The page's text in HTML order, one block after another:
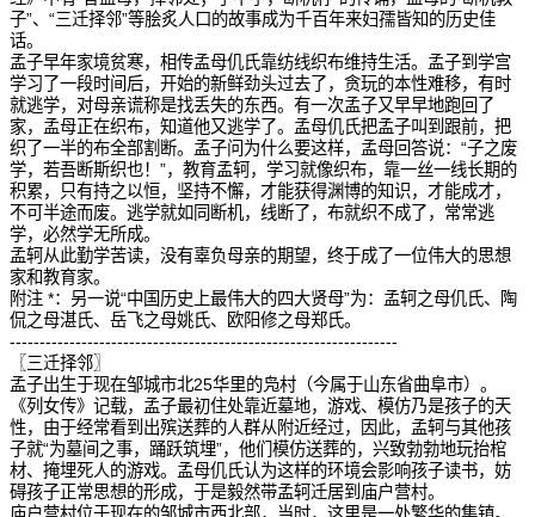
子”、“三迁择邻”等脍炙人口的故事成为千百年来妇孺皆知的历史佳
话。
孟子早年家境贫寒，相传孟母仉氏靠纺线织布维持生活。孟子到学宫
学习了一段时间后，开始的新鲜劲头过去了，贪玩的本性难移，有时
就逃学，对母亲谎称是找丢失的东西。有一次孟子又早早地跑回了
家，孟母正在织布，知道他又逃学了。孟母仉氏把孟子叫到跟前，把
织了一半的布全部割断。孟子问为什么要这样，孟母回答说：“子之废
学，若吾断斯织也！”，教育孟轲，学习就像织布，靠一丝一线长期的
积累，只有持之以恒，坚持不懈，才能获得渊博的知识，才能成才，
不可半途而废。逃学就如同断机，线断了，布就织不成了，常常逃
学，必然学无所成。
孟轲从此勤学苦读，没有辜负母亲的期望，终于成了一位伟大的思想
家和教育家。
附注 *：另一说“中国历史上最伟大的四大贤母”为：孟轲之母仉氏、陶
侃之母湛氏、岳飞之母姚氏、欧阳修之母郑氏。
-----------------------------------------------------------------
〖三迁择邻〗
孟子出生于现在邹城市北25华里的凫村（今属于山东省曲阜市）。
《列女传》记载，孟子最初住处靠近墓地，游戏、模仿乃是孩子的天
性，由于经常看到出殡送葬的人群从附近经过，因此，孟轲与其他孩
子就“为墓间之事，踊跃筑埋”，他们模仿送葬的，兴致勃勃地玩抬棺
材、掩埋死人的游戏。孟母仉氏认为这样的环境会影响孩子读书，妨
碍孩子正常思想的形成，于是毅然带孟轲迁居到庙户营村。